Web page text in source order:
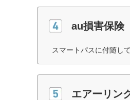
au損害保険
スマートパスに付随し
エアーリン